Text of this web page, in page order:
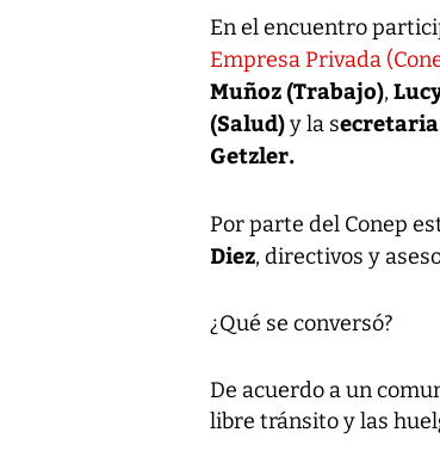
En el encuentro
Empresa Privada
Muñoz (Trabajo),
(Salud)y la s
Getzler.
Por parte del Conep
Diez, directivos y
¿Qué se conversó?
De acuerdo a un
libre tránsito y las